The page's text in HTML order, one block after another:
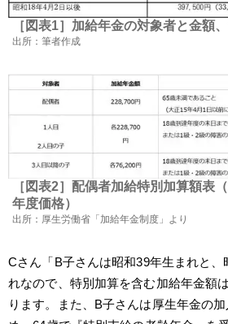
［図表1］加給年金の対象者と金額
出所：筆者作成
［図表2］配偶者加給特別加算額表
年度価格）
出所：厚生労働省「加給年金制度」より
Cさん「B子さんは昭和39年生まれと、
れなので、特別加算を含む加給年金額
ります。また、B子さんは厚生年金の